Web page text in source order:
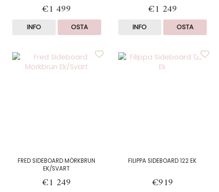
€1 499
INFO OSTA
€1 249
INFO OSTA
FRED SIDEBOARD MÖRKBRUN
EK/SVART
€1 249
FILIPPA SIDEBOARD 122 EK
€919